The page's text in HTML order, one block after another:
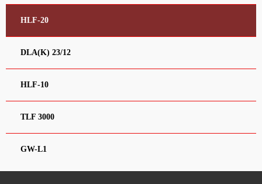
HLF-20
DLA(K) 23/12
HLF-10
TLF 3000
GW-L1